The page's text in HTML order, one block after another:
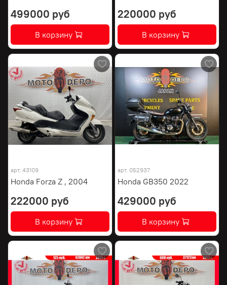
499000 руб
В корзину
220000 руб
В корзину
арт. 43109
Honda Forza Z , 2004
222000 руб
В корзину
арт. 052937
Honda GB350 2022
429000 руб
В корзину